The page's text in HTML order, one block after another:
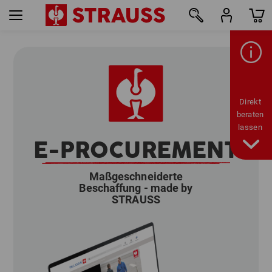
E-PROCUREMENT
Maßgeschneiderte
Beschaffung - made by
STRAUSS
Direkt
beraten
lassen